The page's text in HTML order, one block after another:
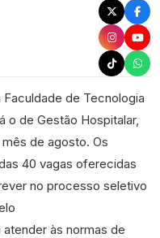
de Tecnologia
o de Gestão Hospitalar,
de agosto. Os
40 vagas oferecidas
no processo seletivo
atender às normas de